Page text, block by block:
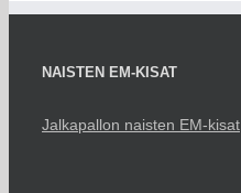
NAISTEN EM-KISAT
Jalkapallon naisten EM-kisat